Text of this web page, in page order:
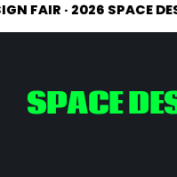
FAIR·2026 SPACE
SPACE